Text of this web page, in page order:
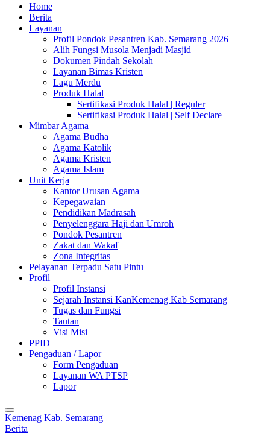
Home
Berita
Layanan
Profil Pondok Pesantren Kab. Semarang 2026
Alih Fungsi Musola Menjadi Masjid
Dokumen Pindah Sekolah
Layanan Bimas Kristen
Lagu Merdu
Produk Halal
Sertifikasi Produk Halal | Reguler
Sertifikasi Produk Halal | Self Declare
Mimbar Agama
Agama Budha
Agama Katolik
Agama Kristen
Agama Islam
Unit Kerja
Kantor Urusan Agama
Kepegawaian
Pendidikan Madrasah
Penyelenggara Haji dan Umroh
Pondok Pesantren
Zakat dan Wakaf
Zona Integritas
Pelayanan Terpadu Satu Pintu
Profil
Profil Instansi
Sejarah Instansi KanKemenag Kab Semarang
Tugas dan Fungsi
Tautan
Visi Misi
PPID
Pengaduan / Lapor
Form Pengaduan
Layanan WA PTSP
Lapor
Kemenag Kab. Semarang
Berita